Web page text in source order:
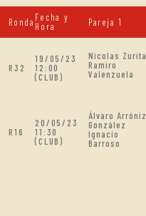
Ronda Fecha y
Hora
Pareja 1
R32
19/05/23
12:00
(CLUB)
Nicolas Zurita
Ramiro
Valenzuela
R16
20/05/23
11:30
(CLUB)
Álvaro Arróniz
González
Ignacio
Barroso